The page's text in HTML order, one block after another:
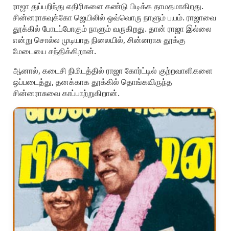
ராஜா துப்பறிந்து எதிரிகளை கண்டு பிடிக்க தாமதமாகிறது.
சின்னராசுவுக்கோ ஜெயிலில் ஒவ்வொரு நாளும் பயம். ராஜாவை
தூக்கில் போடப்போகும் நாளும் வருகிறது. தான் ராஜா இல்லை
என்று சொல்ல முடியாத நிலையில், சின்னராசு தூக்கு
மேடையை சந்திக்கிறான்.
ஆனால், கடைசி நிமிடத்தில் ராஜா கோர்ட்டில் குற்றவாளிகளை
ஒப்படைத்து, தனக்காக தூக்கில் தொங்கவிருந்த
சின்னராசுவை காப்பாற்றுகிறான்.